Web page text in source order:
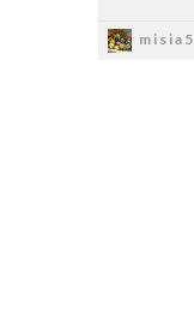
misia5